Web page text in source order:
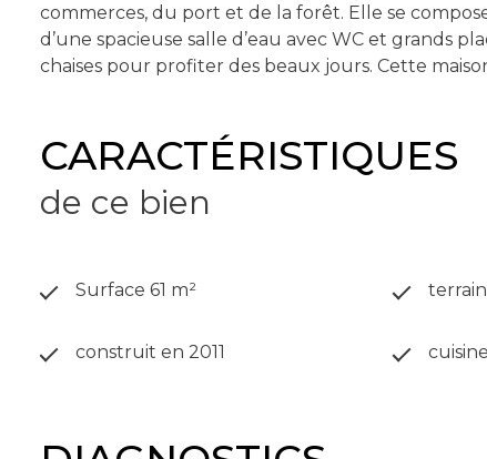
commerces, du port et de la forêt. Elle se
d’une spacieuse salle d’eau avec WC et grands
chaises pour profiter des beaux jours. Cette
CARACTÉRISTIQUES
de ce bien
Surface 61 m²
construit en 2011